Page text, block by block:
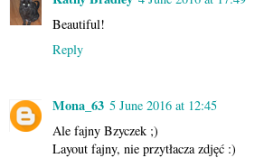
Beautiful!
Reply
Mona_63 5 June 2016 at 12:45
Ale fajny Bzyczek ;)
Layout fajny, nie przytłacza zdjęć :)